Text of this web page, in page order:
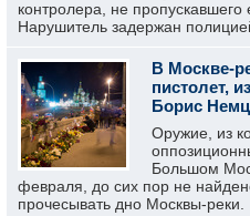
контролера, не пропускавшего
Нарушитель задержан
В Москве-
пистолет,
Борис
Оружие, из
Большом
февраля, до сих пор не
прочесывать дно Москвы-реки.